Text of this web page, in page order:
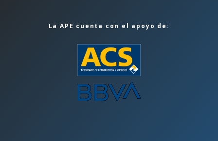
La APE cuenta con el apoyo de: